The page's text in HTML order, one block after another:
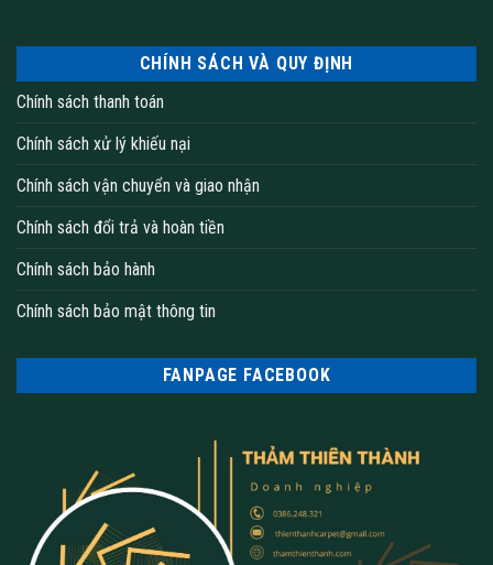
CHÍNH SÁCH VÀ QUY ĐỊNH
Chính sách thanh toán
Chính sách xử lý khiếu nại
Chính sách vận chuyển và giao nhận
Chính sách đổi trả và hoàn tiền
Chính sách bảo hành
Chính sách bảo mật thông tin
FANPAGE FACEBOOK